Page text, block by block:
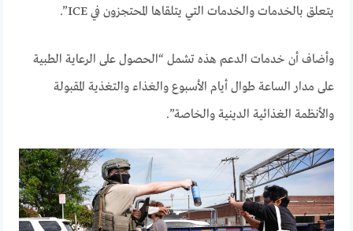
يتعلق بالخدمات والخدمات التي يتلقاها المحتجزون في ICE”.
وأضاف أن خدمات الدعم هذه تشمل “الحصول على الرعاية الطبية
على مدار الساعة طوال أيام الأسبوع والغذاء والتغذية المقبولة
والأنظمة الغذائية الدينية والخاصة”.